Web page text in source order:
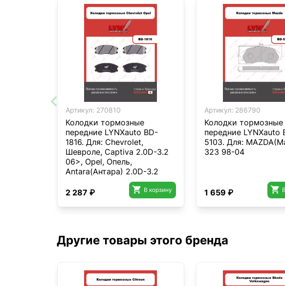
Артикул: 270810
Колодки тормозные
передние LYNXauto BD-
1816. Для: Chevrolet,
Шевроле, Captiva 2.0D-3.2
06>, Opel, Опель,
Antara(Антара) 2.0D-3.2
2 287 ₽
 В корзину
Артикул: 286790
Колодки тормозные
передние LYNXauto
5103. Для:
323 98-04
1 659 ₽ 
Другие товары этого бренда